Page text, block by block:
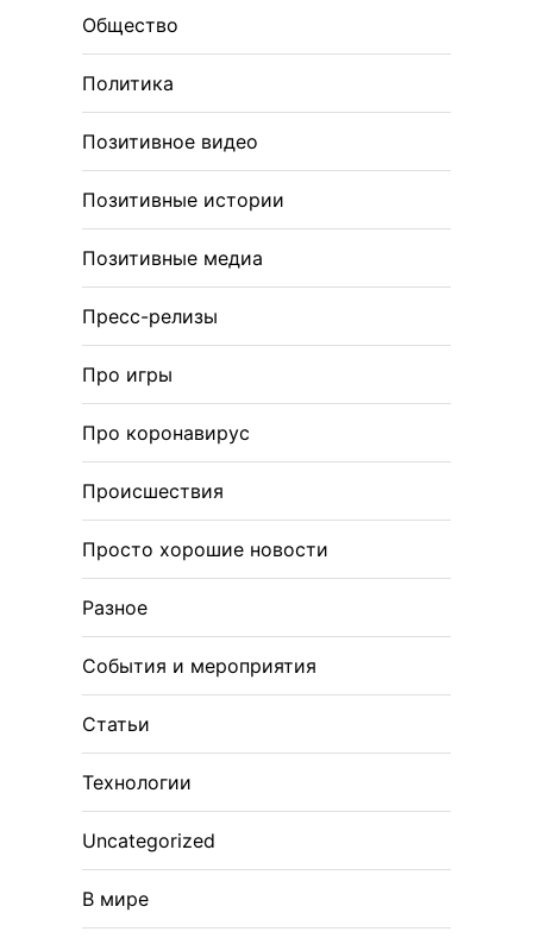
Общество
Политика
Позитивное видео
Позитивные истории
Позитивные медиа
Пресс-релизы
Про игры
Про коронавирус
Происшествия
Просто хорошие новости
Разное
События и мероприятия
Статьи
Технологии
Uncategorized
В мире